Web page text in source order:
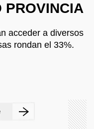
PROVINCIA
acceder a diversos
rondan el 33%.